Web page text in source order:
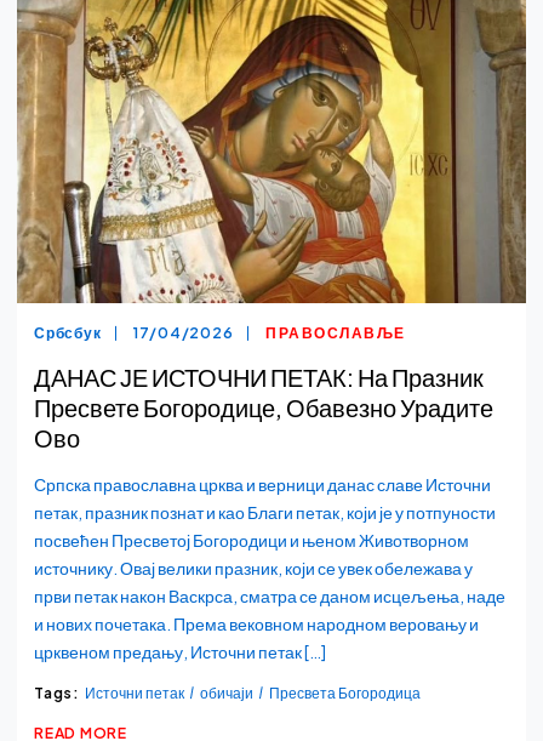
Србсбук 17/04/2026 ПРАВОСЛАВЉЕ
ДАНАС ЈЕ ИСТОЧНИ ПЕТАК: На Празник
Пресвете Богородице, Обавезно Урадите
Ово
Српска православна црква и верници данас славе Источни
петак, празник познат и као Благи петак, који је у потпуности
посвећен Пресветој Богородици и њеном Животворном
источнику. Овај велики празник, који се увек обележава у
први петак након Васкрса, сматра се даном исцељења, наде
и нових почетака. Према вековном народном веровању и
црквеном предању, Источни петак […]
Tags: Источни петак обичаји Пресвета Богородица
READ MORE